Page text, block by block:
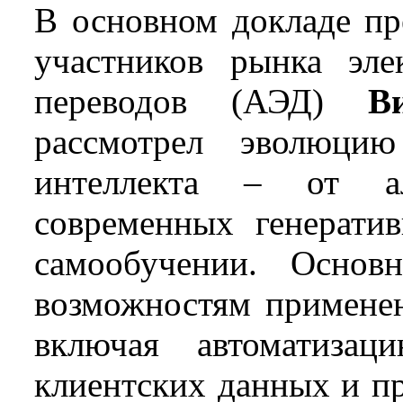
В основном докладе
участников рынка
переводов (АЭД)
рассмотрел
интеллекта – от
современных
самообучении.
возможностям
включая
клиентских данных и